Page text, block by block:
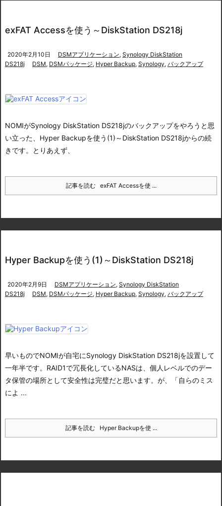
exFAT Accessを使う～DiskStation DS218j
2020年2月10日 DSMアプリケーション, Synology DiskStation
DS218j
DSM, DSMパッケージ, Hyper Backup, Synology, バックアップ
NOMIがSynology DiskStation DS218jのバックアップをやろうと思
い立った、 Hyper Backupを使う(1)～DiskStation DS218jからの続
きです。とりあえず、
記事を読む exFAT Accessを使 ...
Hyper Backupを使う(1)～DiskStation DS218j
2020年2月9日 DSMアプリケーション, Synology DiskStation
DS218j
DSM, DSMパッケージ, Hyper Backup, Synology, バックアップ
早いものでNOMIが自宅にSynology DiskStation DS218jを設置して
一年半です。 RAID1で冗長化しているNASは、個人レベルでのデー
タ保管の場所として安全性は完璧だと思います。が、「自らのミス
によ ...
記事を読む Hyper Backupを使 ...